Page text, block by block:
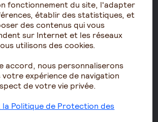
services
fonctionnement du site, l'adapter
établir des statistiques, et
des contenus qui vous
sur Internet et les réseaux
utilisons des cookies.
accord, nous personnaliserons
votre expérience de navigation
de votre vie privée.
la Politique de Protection des